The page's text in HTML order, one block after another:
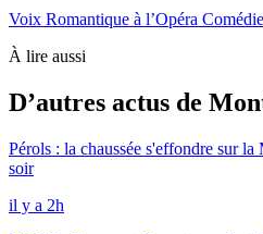
Voix Romantique à l’Opéra Comédie
À lire aussi
D’autres actus de
Pérols : la chaussée s'effondre sur
soir
il y a 2h